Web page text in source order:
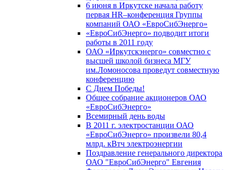
6 июня в Иркутске начала работу
первая HR–конференция Группы
компаний ОАО «ЕвроСибЭнерго»
«ЕвроСибЭнерго» подводит итоги
работы в 2011 году
ОАО «Иркутскэнерго» совместно с
высшей школой бизнеса МГУ
им.Ломоносова проведут совместную
конференцию
С Днем Победы!
Общее собрание акционеров ОАО
«ЕвроСибЭнерго»
Всемирный день воды
В 2011 г. электростанции ОАО
«ЕвроСибЭнерго» произвели 80,4
млрд. кВтч электроэнергии
Поздравление генерального директора
ОАО "ЕвроСибЭнерго" Евгения